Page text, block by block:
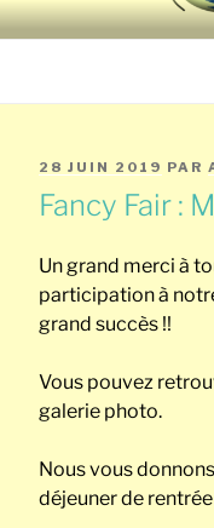
Aller
au
principalDAME
REMY
SAINT-
PUBLIÉ
LE
28 JUIN 2019 PAR
Fancy Fair :
Un grand merci à
participation à
grand succès !!
Vous pouvez
galerie photo.
Nous vous
déjeuner de